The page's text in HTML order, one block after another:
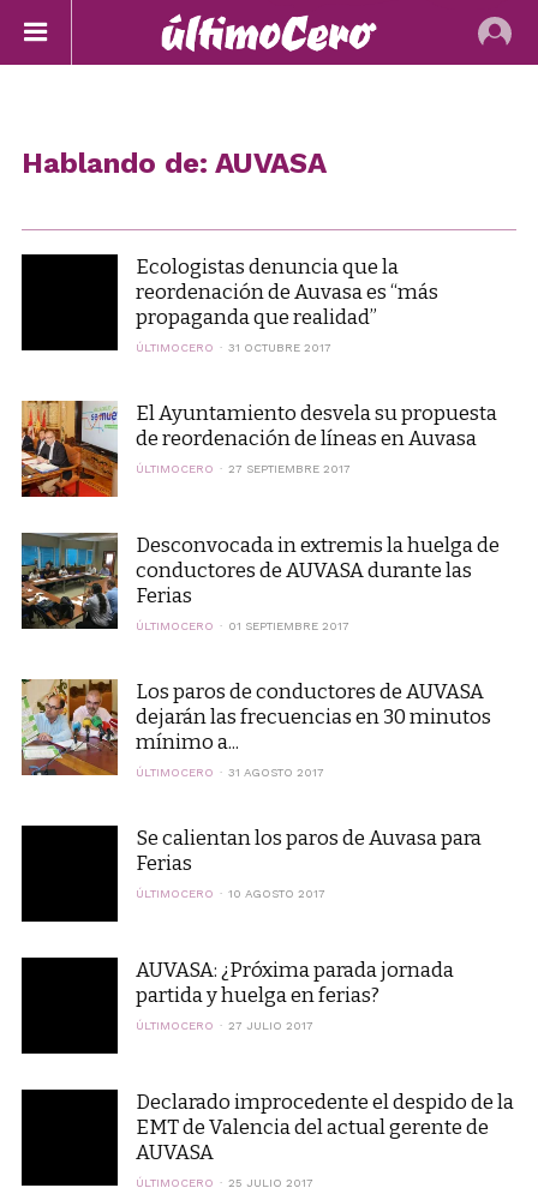
Hablando de: AUVASA
Ecologistas denuncia que la
reordenación de Auvasa es “más
propaganda que realidad”
ÚLTIMOCERO 31 OCTUBRE 2017
El Ayuntamiento desvela su propuesta
de reordenación de líneas en Auvasa
ÚLTIMOCERO 27 SEPTIEMBRE 2017
Desconvocada in extremis la huelga de
conductores de AUVASA durante las
Ferias
ÚLTIMOCERO 01 SEPTIEMBRE 2017
Los paros de conductores de AUVASA
dejarán las frecuencias en 30 minutos
mínimo a...
ÚLTIMOCERO 31 AGOSTO 2017
Se calientan los paros de Auvasa para
Ferias
ÚLTIMOCERO 10 AGOSTO 2017
AUVASA: ¿Próxima parada jornada
partida y huelga en ferias?
ÚLTIMOCERO 27 JULIO 2017
Declarado improcedente el despido de la
EMT de Valencia del actual gerente de
AUVASA
ÚLTIMOCERO 25 JULIO 2017